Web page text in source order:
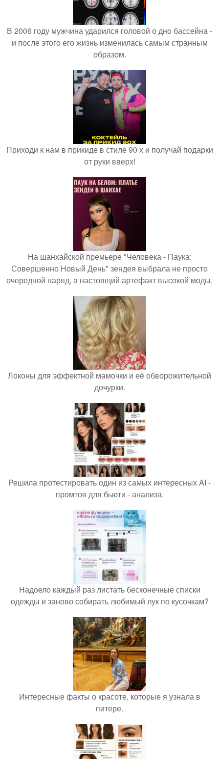
В 2006 году мужчина ударился головой о дно бассейна -
и после этого его жизнь изменилась самым странным
образом.
Приходи к нам в прикиде в стиле 90 х и получай подарки
от руки вверх!
На шанхайской премьере "Человека - Паука:
Совершенно Новый День" зендея выбрала не просто
очередной наряд, а настоящий артефакт высокой моды.
Локоны для эффектной мамочки и её обворожительной
дочурки.
Решила протестировать один из самых интересных AI -
промтов для бьюти - анализа.
Надоело каждый раз листать бесконечные списки
одежды и заново собирать любимый лук по кусочкам?
Интересные факты о красоте, которые я узнала в
питере.